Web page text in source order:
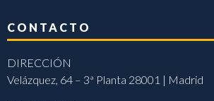
CONTACTO
DIRECCIÓN
Velázquez, 64 – 3ª Planta 28001 | Madrid